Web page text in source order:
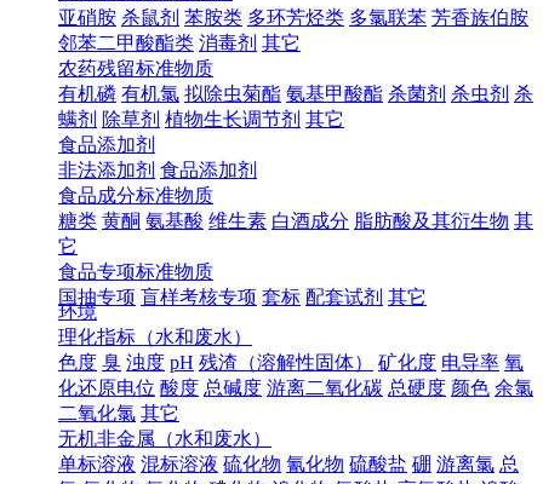
亚硝胺 杀鼠剂 苯胺类 多环芳烃类 多氯联苯 芳香族伯胺
邻苯二甲酸酯类 消毒剂 其它
农药残留标准物质
有机磷 有机氯 拟除虫菊酯 氨基甲酸酯 杀菌剂 杀虫剂 杀
螨剂 除草剂 植物生长调节剂 其它
食品添加剂
非法添加剂 食品添加剂
食品成分标准物质
糖类 黄酮 氨基酸 维生素 白酒成分 脂肪酸及其衍生物 其
它
食品专项标准物质
国抽专项 盲样考核专项 套标 配套试剂 其它
环境
理化指标（水和废水）
色度 臭 浊度 pH 残渣（溶解性固体） 矿化度 电导率 氧
化还原电位 酸度 总碱度 游离二氧化碳 总硬度 颜色 余氯
二氧化氯 其它
无机非金属（水和废水）
单标溶液 混标溶液 硫化物 氰化物 硫酸盐 硼 游离氯 总